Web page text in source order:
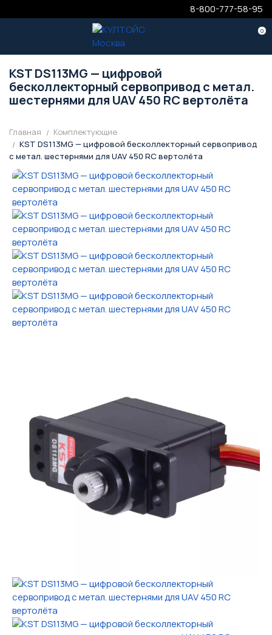
8-800-777-58-95
0
KST DS113MG — цифровой
бесколлекторный сервопривод с метал.
шестернями для UAV 450 RC вертолёта
Главная
Комплектующие
KST DS113MG — цифровой бесколлекторный сервопривод
с метал. шестернями для UAV 450 RC вертолёта